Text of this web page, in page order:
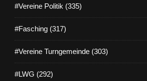
#Vereine Politik (335)
#Fasching (317)
#Vereine Turngemeinde (303)
#LWG (292)